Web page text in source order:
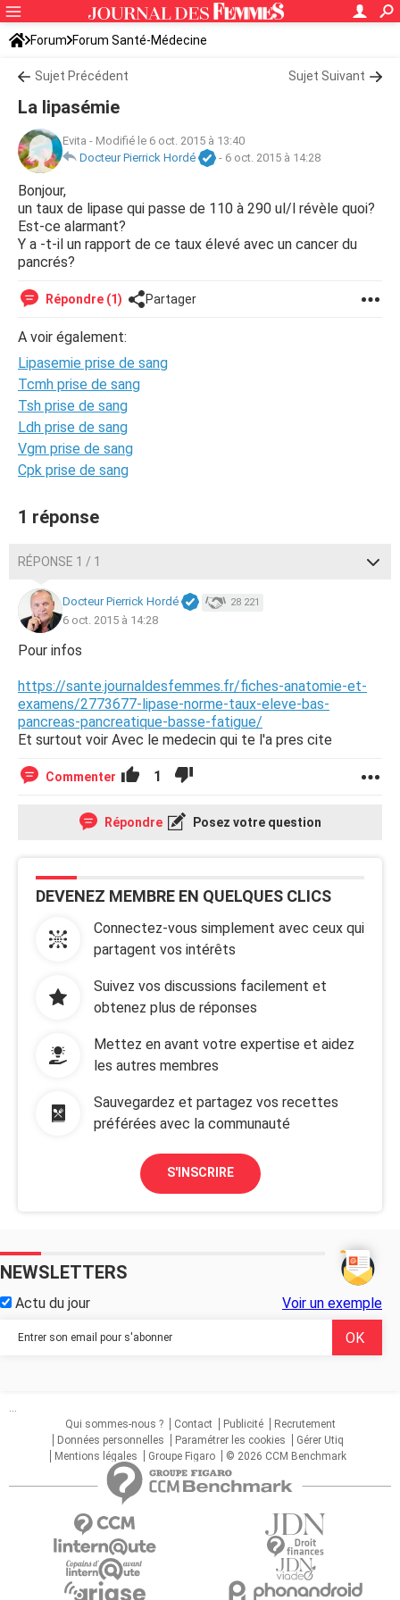
Forum Forum Santé-Médecine
Symptômes et maladies courantes
Sujet Précédent Sujet Suivant
La lipasémie
Evita - Modifié le 6 oct. 2015 à 13:40
Docteur Pierrick Hordé
- 6 oct. 2015 à 14:28
Bonjour,
un taux de lipase qui passe de 110 à 290 ul/l révèle quoi?
Est-ce alarmant?
Y a -t-il un rapport de ce taux élevé avec un cancer du
pancrés?
Répondre (1) Partager
A voir également:
Lipasemie prise de sang
Tcmh prise de sang
Tsh prise de sang
Ldh prise de sang
Vgm prise de sang
Cpk prise de sang
1 réponse
RÉPONSE 1 / 1
Docteur Pierrick Hordé 28 221
6 oct. 2015 à 14:28
Pour infos
https://sante.journaldesfemmes.fr/fiches-anatomie-et-
examens/2773677-lipase-norme-taux-eleve-bas-
pancreas-pancreatique-basse-fatigue/
Et surtout voir Avec le medecin qui te l'a pres cite
Commenter 1
Répondre Posez votre question
DEVENEZ MEMBRE EN QUELQUES CLICS
Connectez-vous simplement avec ceux qui
partagent vos intérêts
Suivez vos discussions facilement et
obtenez plus de réponses
Mettez en avant votre expertise et aidez
les autres membres
Sauvegardez et partagez vos recettes
préférées avec la communauté
S'INSCRIRE
NEWSLETTERS
Actu du jour Voir un exemple
...
Qui sommes-nous ?
Contact Publicité
Recrutement
Données personnelles
Paramétrer les cookies
Gérer Utiq
Mentions légales
Groupe Figaro © 2026 CCM Benchmark